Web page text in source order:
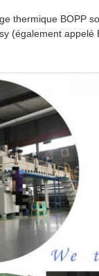
thermique BOPP
(également